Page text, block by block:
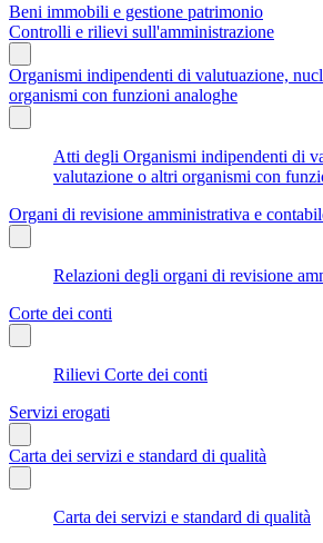
Beni immobili e gestione patrimonio
Controlli e rilievi sull'amministrazione
Organismi indipendenti di valutuazione,
organismi con funzioni analoghe
Atti degli Organismi indipendenti di
valutazione o altri organismi con
Organi di revisione amministrativa e
Relazioni degli organi di revisione
Corte dei conti
Rilievi Corte dei conti
Servizi erogati
Carta dei servizi e standard di qualità
Carta dei servizi e standard di qualità